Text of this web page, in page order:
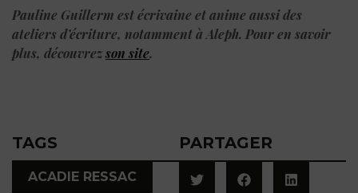
Pauline Guillerm est écrivaine et anime aussi des
ateliers d’écriture, notamment à Aleph. Pour en savoir
plus, découvrezson site.
TAGS
ACADIE RESSAC
PARTAGER